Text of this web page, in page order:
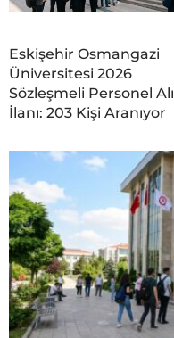
Eskişehir Osmangazi
Üniversitesi 2026
Sözleşmeli Personel
İlanı: 203 Kişi Aranıyor